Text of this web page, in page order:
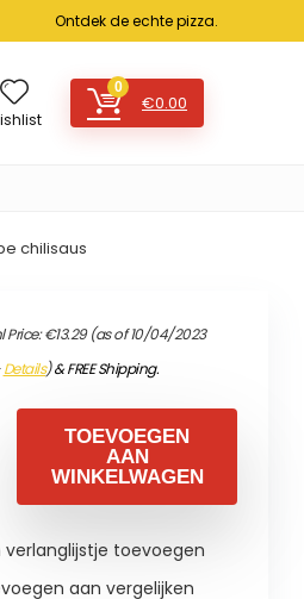
Ontdek de echte pizza.
0
€0.00
chilisaus
Price:€13.29(as of 10/04/2023
Details)&FREE Shipping.
TOEVOEGEN
AAN
WINKELWAGEN
verlanglijstje toevoegen
aan vergelijken